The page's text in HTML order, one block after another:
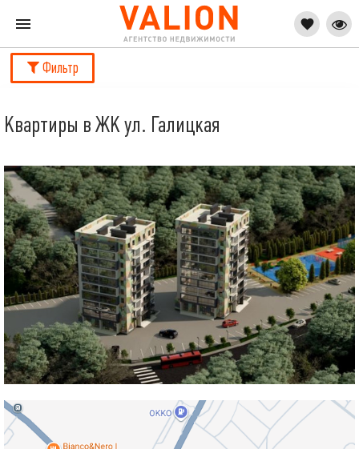
Фильтр
Квартиры в ЖК ул. Галицкая